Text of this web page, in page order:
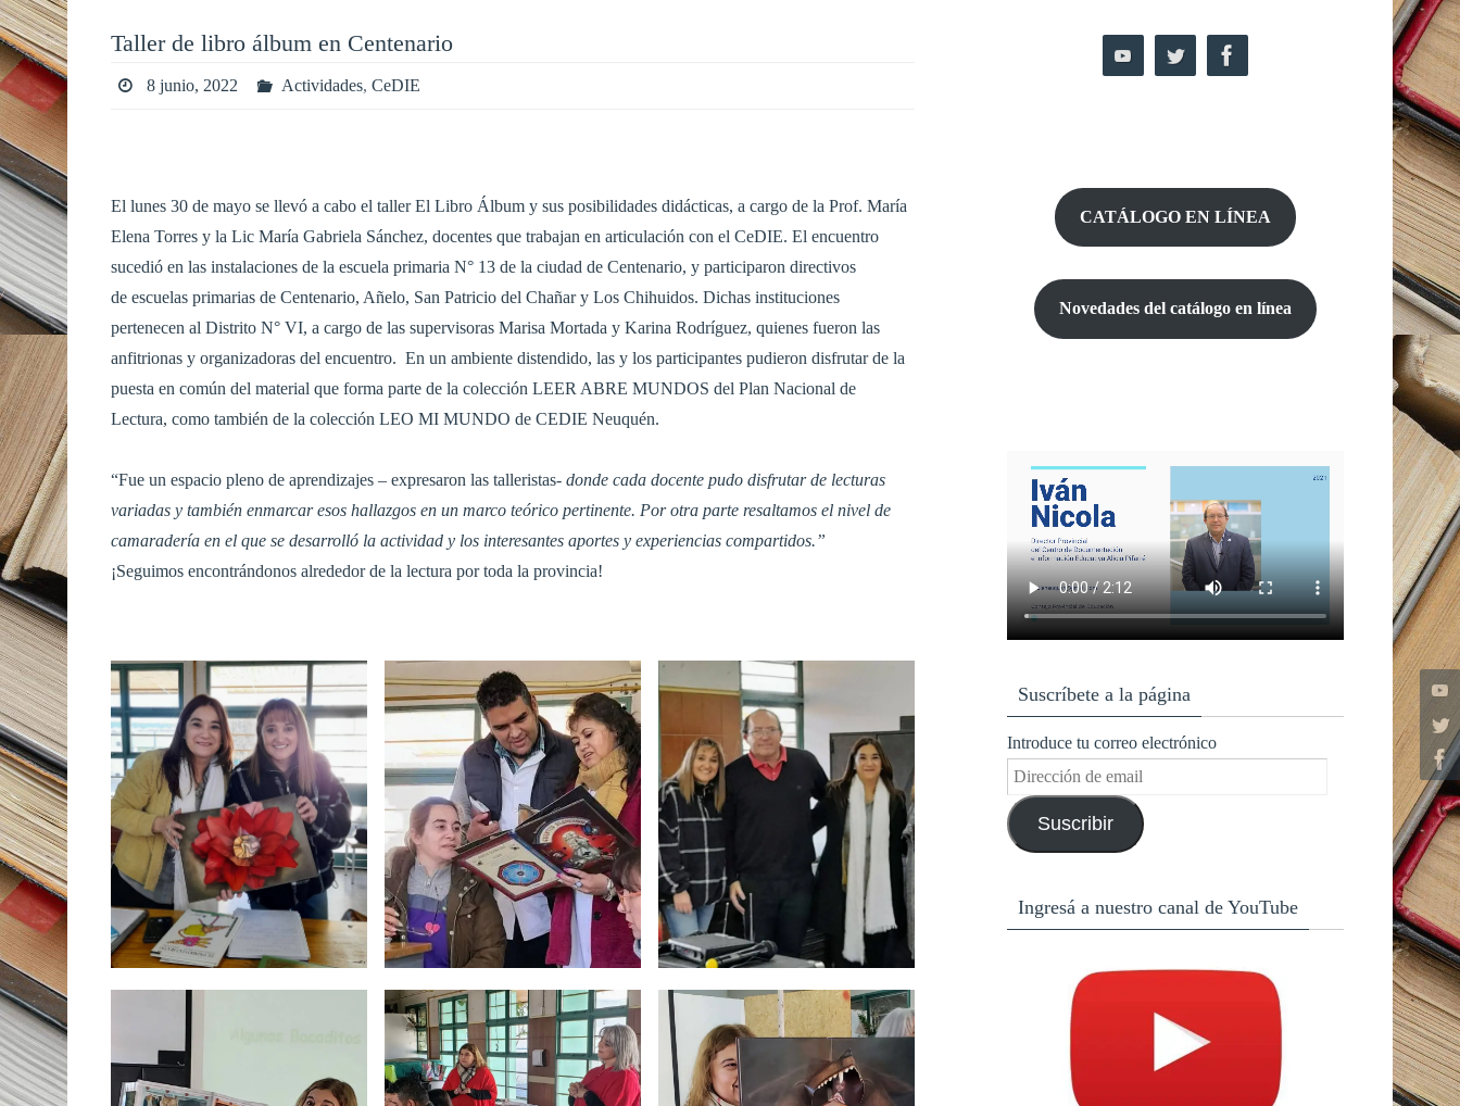
Taller de libro álbum en Centenario
8 junio, 2022 Actividades, CeDIE
El lunes 30 de mayo se llevó a cabo el taller El Libro Álbum y sus posibilidades didácticas, a cargo de la Prof. María
Elena Torres y la Lic María Gabriela Sánchez, docentes que trabajan en articulación con el CeDIE. El encuentro
sucedió en las instalaciones de la escuela primaria N° 13 de la ciudad de Centenario, y participaron directivos
de escuelas primarias de Centenario, Añelo, San Patricio del Chañar y Los Chihuidos. Dichas instituciones
pertenecen al Distrito N° VI, a cargo de las supervisoras Marisa Mortada y Karina Rodríguez, quienes fueron las
anfitrionas y organizadoras del encuentro. En un ambiente distendido, las y los participantes pudieron disfrutar de la
puesta en común del material que forma parte de la colección LEER ABRE MUNDOS del Plan Nacional de
Lectura, como también de la colección LEO MI MUNDO de CEDIE Neuquén.
“Fue un espacio pleno de aprendizajes – expresaron las talleristas- donde cada docente pudo disfrutar de lecturas
variadas y también enmarcar esos hallazgos en un marco teórico pertinente. Por otra parte resaltamos el nivel de
camaradería en el que se desarrolló la actividad y los interesantes aportes y experiencias compartidos.”
¡Seguimos encontrándonos alrededor de la lectura por toda la provincia!
CATÁLOGO EN LÍNEA
Novedades del catálogo en línea
Suscríbete a la página
Introduce tu correo electrónico
Dirección
de
emailSuscribir
Ingresá a nuestro canal de YouTube